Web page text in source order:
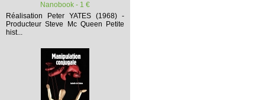
Nanobook - 1 €
Réalisation Peter YATES (1968) -
Producteur Steve Mc Queen
Petite
hist...